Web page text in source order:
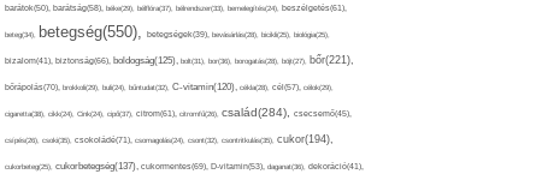
barátok(50), barátság(58), béke(29), bélflóra(37), bélrendszer(33), bemelegítés(24), beszélgetés(61),
beteg(34), betegség(550), betegségek(39), bevásárlás(28), bicikli(25), biológia(25),
bizalom(41), biztonság(66), boldogság(125), bolt(31), bor(36), borogatás(28), böjt(27), bőr(221),
bőrápolás(70), brokkoli(29), buli(24), bűntudat(32), C-vitamin(120), cékla(28), cél(57), célok(29),
cigaretta(38), cikk(24), Cink(24), cipő(37), citrom(61), citromfű(26), család(284), csecsemő(45),
csípés(26), csoki(35), csokoládé(71), csomagolás(24), csont(32), csontritkulás(35), cukor(194),
cukorbeteg(25), cukorbetegség(137), cukormentes(69), D-vitamin(53), daganat(36), dekoráció(41),